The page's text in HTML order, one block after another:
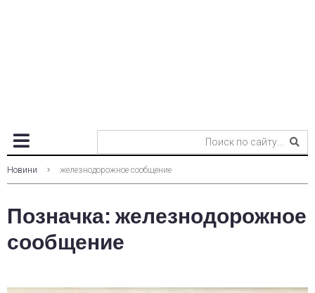
Новини железнодорожное сообщение
Позначка: железнодорожное
сообщение